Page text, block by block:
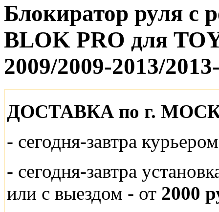
Блокиратор руля с
BLOK PRO для
2009/2009-2013/
ДОСТАВКА по г.
- сегодня-завтра
- сегодня-завтра
или с выездом - от 2000